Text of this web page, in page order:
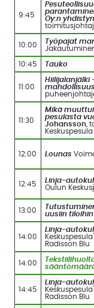
9:45
Oy:n
10:00
Työpajat
10:45 Tauko
11:00
Hiilijalanjälki
mahdollisuus
11:30
Mikä muuttui
pesulasta
Johansson,
Keskuspesula
12:00 Lounas
12:45 Linja-
Oulun
13:00
uusiin tiloihin
14:00
Linja-
Radisson Blu
14:00
14:45
Linja-
Radisson Blu